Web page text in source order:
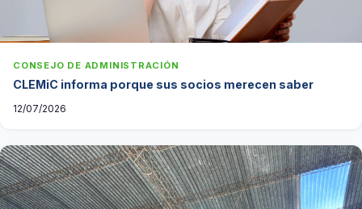
CONSEJO DE ADMINISTRACIÓN
CLEMiC informa porque sus socios merecen saber
12/07/2026